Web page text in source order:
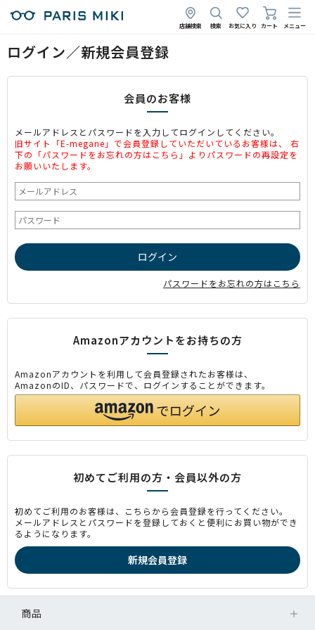
店舗検索 検索 お気に入り カート メニュー
ログイン／新規会員登録
会員のお客様
メールアドレスとパスワードを入力してログインしてください。
旧サイト「E-megane」で会員登録していただいているお客様は、 右
下の「パスワードをお忘れの方はこちら」よりパスワードの再設定を
お願いいたします。
パスワードをお忘れの方はこちら
Amazonアカウントをお持ちの方
Amazonアカウントを利用して会員登録されたお客様は、
AmazonのID、パスワードで、ログインすることができます。
初めてご利用の方・会員以外の方
初めてご利用のお客様は、こちらから会員登録を行ってください。
メールアドレスとパスワードを登録しておくと便利にお買い物ができ
るようになります。
商品